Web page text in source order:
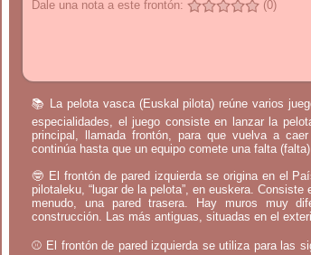
Dale una nota a este frontón: (0)
📚 La pelota vasca (Euskal pilota) reúne varios
especialidades, el juego consiste en lanzar la
principal, llamada frontón, para que vuelva a
continúa hasta que un equipo comete una falta
🤓 El frontón de pared izquierda se origina en el
pilotaleku, “lugar de la pelota”, en euskera.
menudo, una pared trasera. Hay muros muy
construcción. Las más antiguas, situadas en el
⚾ El frontón de pared izquierda se utiliza para las